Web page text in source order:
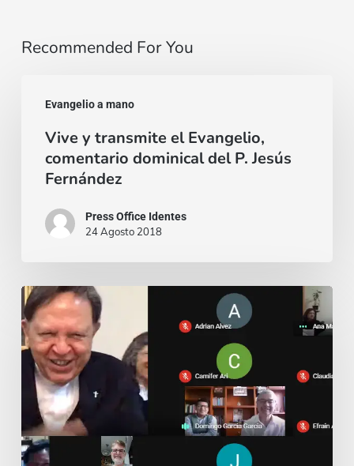
Recommended For You
Evangelio a mano
transmite
Evangelio,
comentario
dominical
P.
Jesús
Fernández
Vive y transmite el Evangelio,
comentario dominical del P. Jesús
Fernández
Press Office Identes
24 Agosto 2018
Motus
Christi
online
per
tutta
l’Hispanoamerica:
“Pregare